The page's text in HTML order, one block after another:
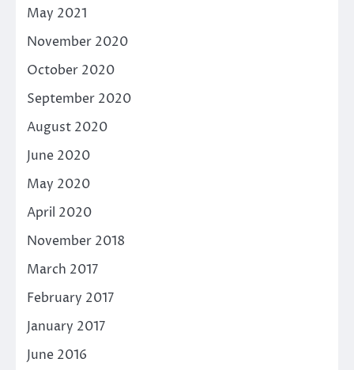
May 2021
November 2020
October 2020
September 2020
August 2020
June 2020
May 2020
April 2020
November 2018
March 2017
February 2017
January 2017
June 2016